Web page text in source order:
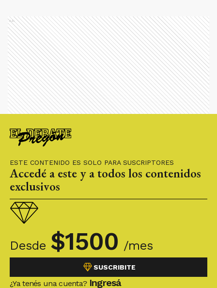
ESTE CONTENIDO ES SOLO PARA SUSCRIPTORES
Accedé a este y a todos los contenidos
exclusivos
Desde $1500 /mes
SUSCRIBITE
¿Ya tenés una cuenta? Ingresá
Ads